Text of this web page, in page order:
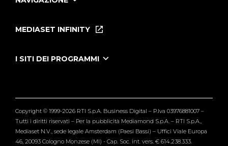
Le Iene Presentano Inside
Tutti i servizi
MEDIASET INFINITY
I SITI DEI PROGRAMMI
Verissimo
Copyright © 1999-2026 RTI S.p.A. Business Digital – P.Iva 03976881007 –
Tutti i diritti riservati – Per la pubblicità Mediamond S.p.A. – RTI S.p.A.,
Mediaset N.V., sede legale Amsterdam (Paesi Bassi) – Uffici Viale Europa
46, 20093 Cologno Monzese (MI) - Cap. Soc. int. vers. € 614.238.333.